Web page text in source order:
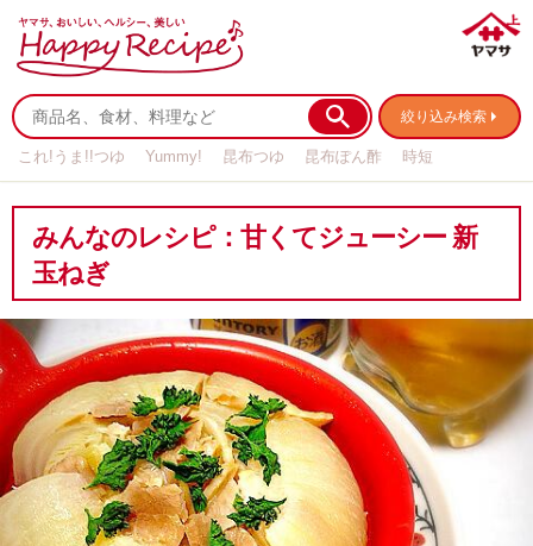
絞り込み検索
これ!うま!!つゆ Yummy! 昆布つゆ 昆布ぽん酢
時短
みんなのレシピ：甘くてジューシー 新
玉ねぎ